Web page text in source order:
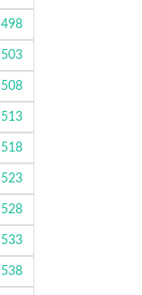
498
503
508
513
518
523
528
533
538